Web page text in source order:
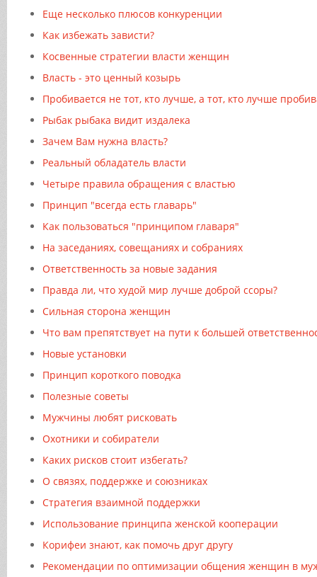
Еще несколько плюсов конкуренции
Как избежать зависти?
Косвенные стратегии власти женщин
Власть - это ценный козырь
Пробивается не тот, кто лучше, а тот, кто лучше
Рыбак рыбака видит издалека
Зачем Вам нужна власть?
Реальный обладатель власти
Четыре правила обращения с властью
Принцип "всегда есть главарь"
Как пользоваться "принципом главаря"
На заседаниях, совещаниях и собраниях
Ответственность за новые задания
Правда ли, что худой мир лучше доброй ссоры?
Сильная сторона женщин
Что вам препятствует на пути к большей
Новые установки
Принцип короткого поводка
Полезные советы
Мужчины любят рисковать
Охотники и собиратели
Каких рисков стоит избегать?
О связях, поддержке и союзниках
Стратегия взаимной поддержки
Использование принципа женской кооперации
Корифеи знают, как помочь друг другу
Рекомендации по оптимизации общения женщин в